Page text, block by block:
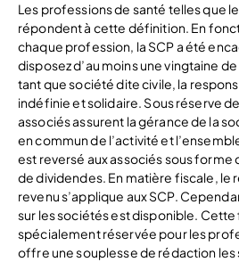
Les professions de santé telles que
répondent à cette définition. En
chaque profession, la SCP a été
disposez d’au moins une vingtaine
tant que société dite civile, la
indéfinie et solidaire. Sous réserve
associés assurent la gérance de la
en commun de l’activité et
est reversé aux associés sous
de dividendes. En matière fiscale, le
revenu s’applique aux SCP.
sur les sociétés est disponible.
spécialement réservée pour les
offre une souplesse de rédaction les